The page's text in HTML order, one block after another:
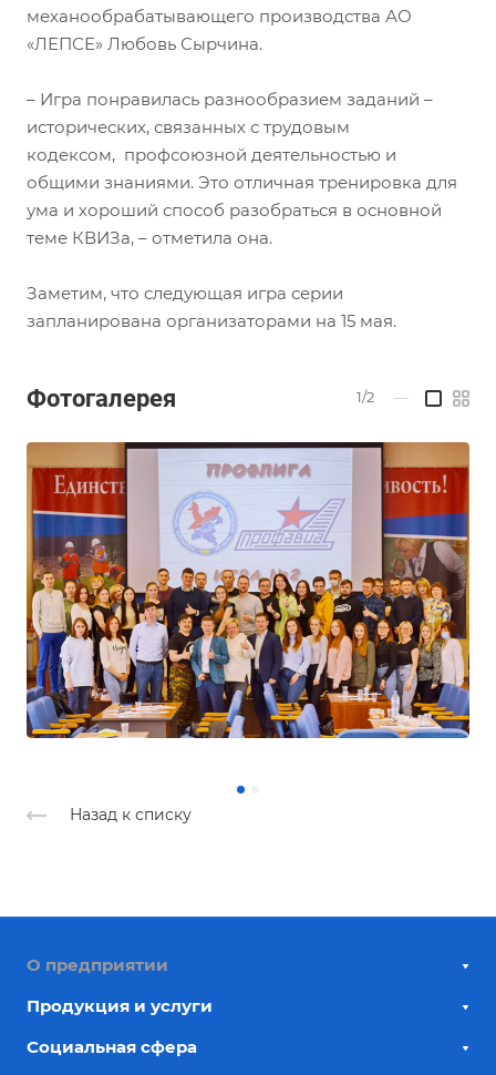
механообрабатывающего производства АО
«ЛЕПСЕ» Любовь Сырчина.
– Игра понравилась разнообразием заданий –
исторических, связанных с трудовым
кодексом, профсоюзной деятельностью и
общими знаниями. Это отличная тренировка для
ума и хороший способ разобраться в основной
теме КВИЗа, – отметила она.
Заметим, что следующая игра серии
запланирована организаторами на 15 мая.
Фотогалерея 1/2 —
Назад к списку
О предприятии
Продукция и услуги
Социальная сфера